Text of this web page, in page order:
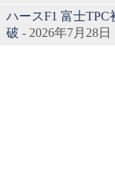
ハースF1 富士
破 - 2026年7月28日